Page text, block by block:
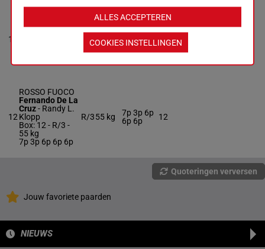
11
Joseph M.
H/352.5
kg
11
12
ROSSO FUOCO
Fernando De La
Cruz- Randy L.
Klopp
Box: 12 - R/3 -
55 kg
7p 3p 6p 6p 6p
R/355 kg
7p 3p 6p
6p 6p
12
Quoteringen verversen
Jouw favoriete paarden
NIEUWS
ALLES ACCEPTEREN
COOKIES INSTELLINGEN